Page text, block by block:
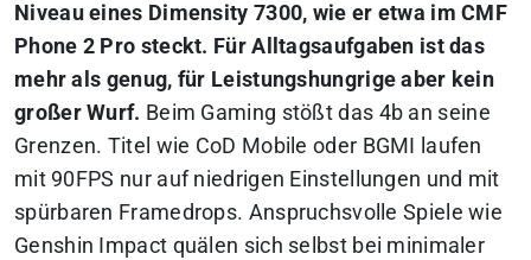
Niveau eines Dimensity 7300, wie er etwa im CMF
Phone 2 Pro steckt. Für Alltagsaufgaben ist das
mehr als genug, für Leistungshungrige aber kein
großer Wurf. Beim Gaming stößt das 4b an seine
Grenzen. Titel wie CoD Mobile oder BGMI laufen
mit 90FPS nur auf niedrigen Einstellungen und mit
spürbaren Framedrops. Anspruchsvolle Spiele wie
Genshin Impact quälen sich selbst bei minimaler